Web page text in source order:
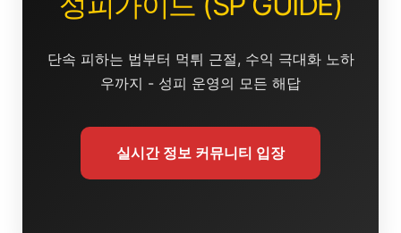
단속 피하는 법부터 먹튀 근절, 수익 극대화 노하
우까지 - 성피 운영의 모든 해답
실시간 정보 커뮤니티 입장